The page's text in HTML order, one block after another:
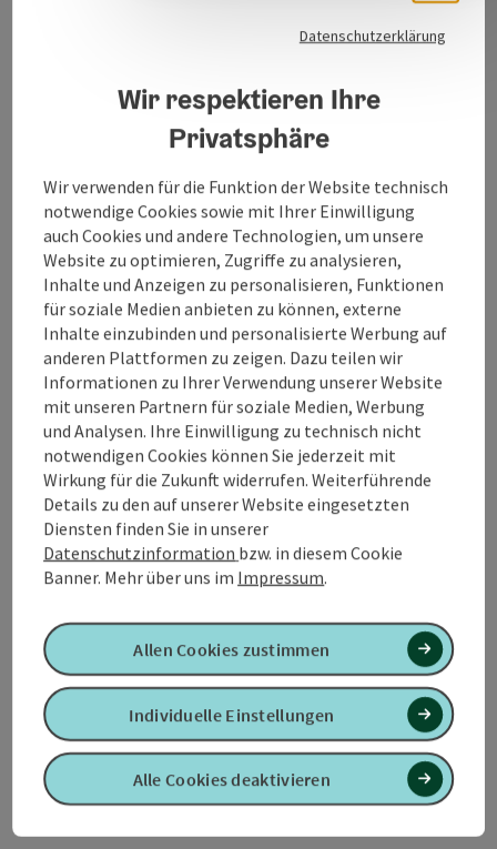
Ibm und kann von allen Badbesuchern benützt
Kontakt
Öffnungszeiten
Anreise/Lage
Sportarten
Ausstattung
Eignung
PDF erstellen In der Nähe
Datenschutzerklärung
Wir respektieren Ihre
Privatsphäre
Wir verwenden für die Funktion der Website technisch
notwendige Cookies sowie mit Ihrer Einwilligung
auch Cookies und andere Technologien, um unsere
Website zu optimieren, Zugriffe zu analysieren,
Inhalte und Anzeigen zu personalisieren, Funktionen
für soziale Medien anbieten zu können, externe
Inhalte einzubinden und personalisierte Werbung auf
anderen Plattformen zu zeigen. Dazu teilen wir
Informationen zu Ihrer Verwendung unserer Website
mit unseren Partnern für soziale Medien, Werbung
und Analysen. Ihre Einwilligung zu technisch nicht
notwendigen Cookies können Sie jederzeit mit
Wirkung für die Zukunft widerrufen. Weiterführende
Details zu den auf unserer Website eingesetzten
Diensten finden Sie in unserer
Datenschutzinformation bzw. in diesem Cookie
Banner. Mehr über uns im Impressum.
Alle Cookies deaktivieren
Individuelle Einstellungen
Allen Cookies zustimmen